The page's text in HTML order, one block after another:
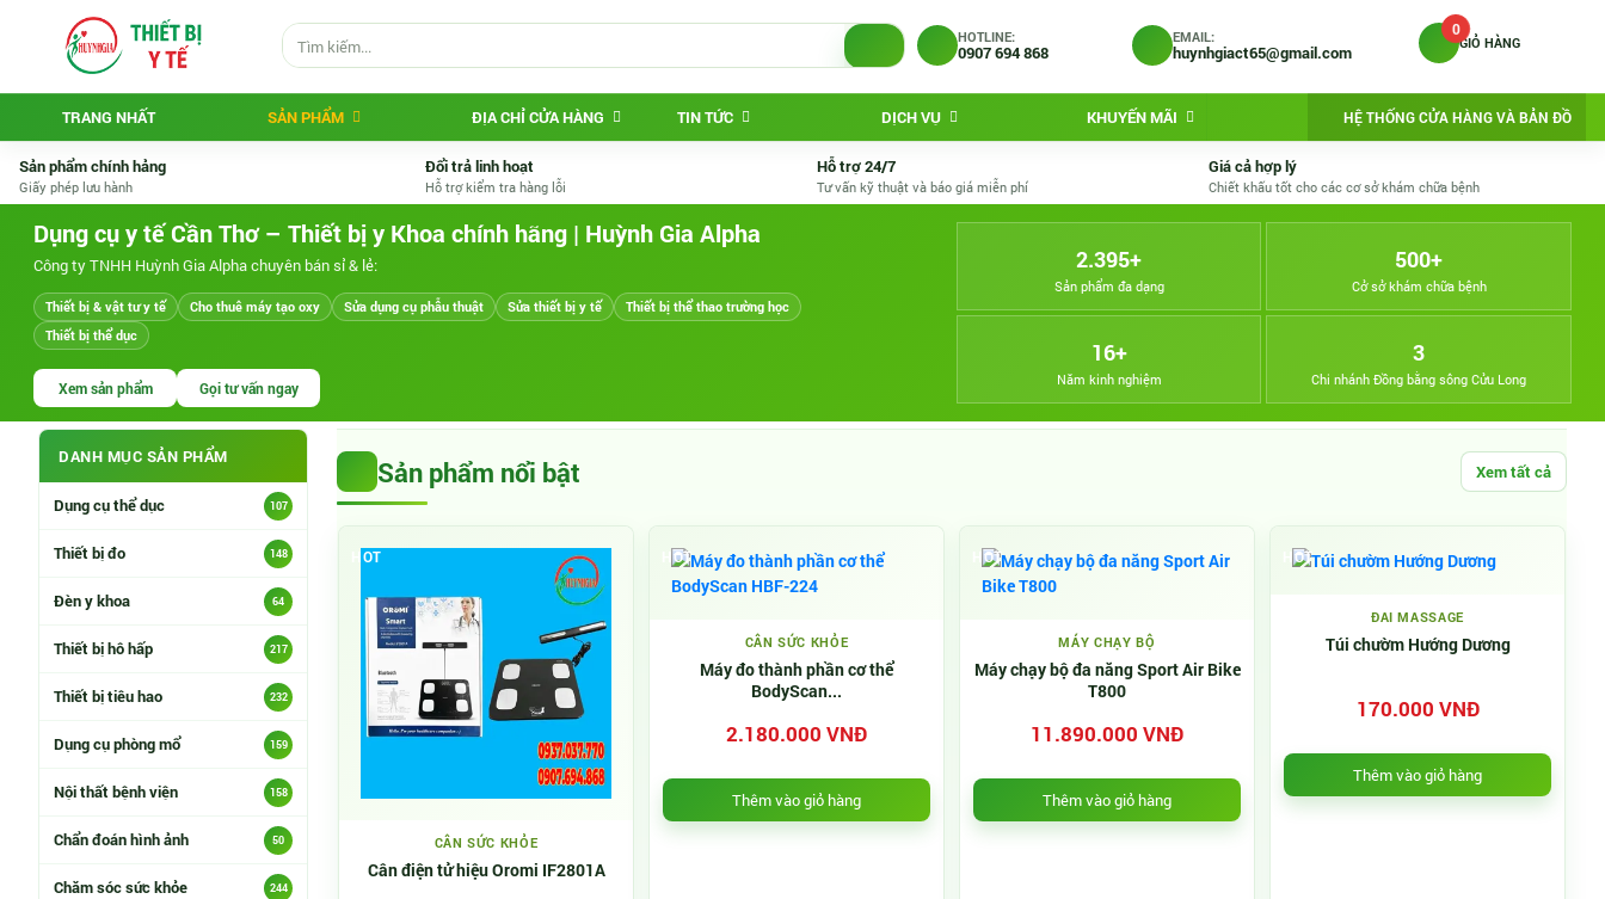
HOTLINE:
0907 694 868
EMAIL:
huynhgiact65@gmail.com
0
GIỎ HÀNG
TRANG NHẤT SẢN PHẨM ĐỊA CHỈ CỬA HÀNG TIN TỨC DỊCH VỤ KHUYẾN MÃI HỆ THỐNG CỬA HÀNG VÀ BẢN ĐỒ
Sản phẩm chính hảng
Giấy phép lưu hành
Đổi trả linh hoạt
Hỗ trợ kiểm tra hàng lỗi
Hỗ trợ 24/7
Tư vấn kỹ thuật và báo giá miễn phí
Giá cả hợp lý
Chiết khấu tốt cho các cơ sở khám chữa bệnh
Dụng cụ y tế Cần Thơ – Thiết bị y Khoa chính hãng | Huỳnh Gia Alpha
Công ty TNHH Huỳnh Gia Alpha chuyên bán sỉ & lẻ:
Thiết bị & vật tư y tế Cho thuê máy tạo oxy Sửa dụng cụ phẫu thuật Sửa thiết bị y tế
Thiết bị thể thao trường học
Thiết bị thể dục
Xem sản phẩm Gọi tư vấn ngay
2.395+
Sản phẩm đa dạng
500+
Cở sở khám chữa bệnh
16+
Năm kinh nghiệm
3
Chi nhánh Đồng bằng sông Cửu Long
DANH MỤC SẢN PHẨM
Danh mục sản phẩm
Dụng cụ thể dục 107
Thiết bị đo 148
Đèn y khoa 64
Thiết bị hô hấp 217
Thiết bị tiêu hao 232
Dụng cụ phòng mổ 159
Nội thất bệnh viện 158
Chẩn đoán hình ảnh 50
Chăm sóc sức khỏe 244
Sản phẩm nổi bật Xem tất cả
HOT
CÂN SỨC KHỎE
Cân điện tử hiệu Oromi IF2801A
HOT
CÂN SỨC KHỎE
Máy đo thành phần cơ thể
BodyScan...
2.180.000 VNĐ
Thêm vào giỏ hàng
HOT
MÁY CHẠY BỘ
Máy chạy bộ đa năng Sport Air Bike
T800
11.890.000 VNĐ
Thêm vào giỏ hàng
HOT
ĐAI MASSAGE
Túi chườm Hướng Dương
170.000 VNĐ
Thêm vào giỏ hàng